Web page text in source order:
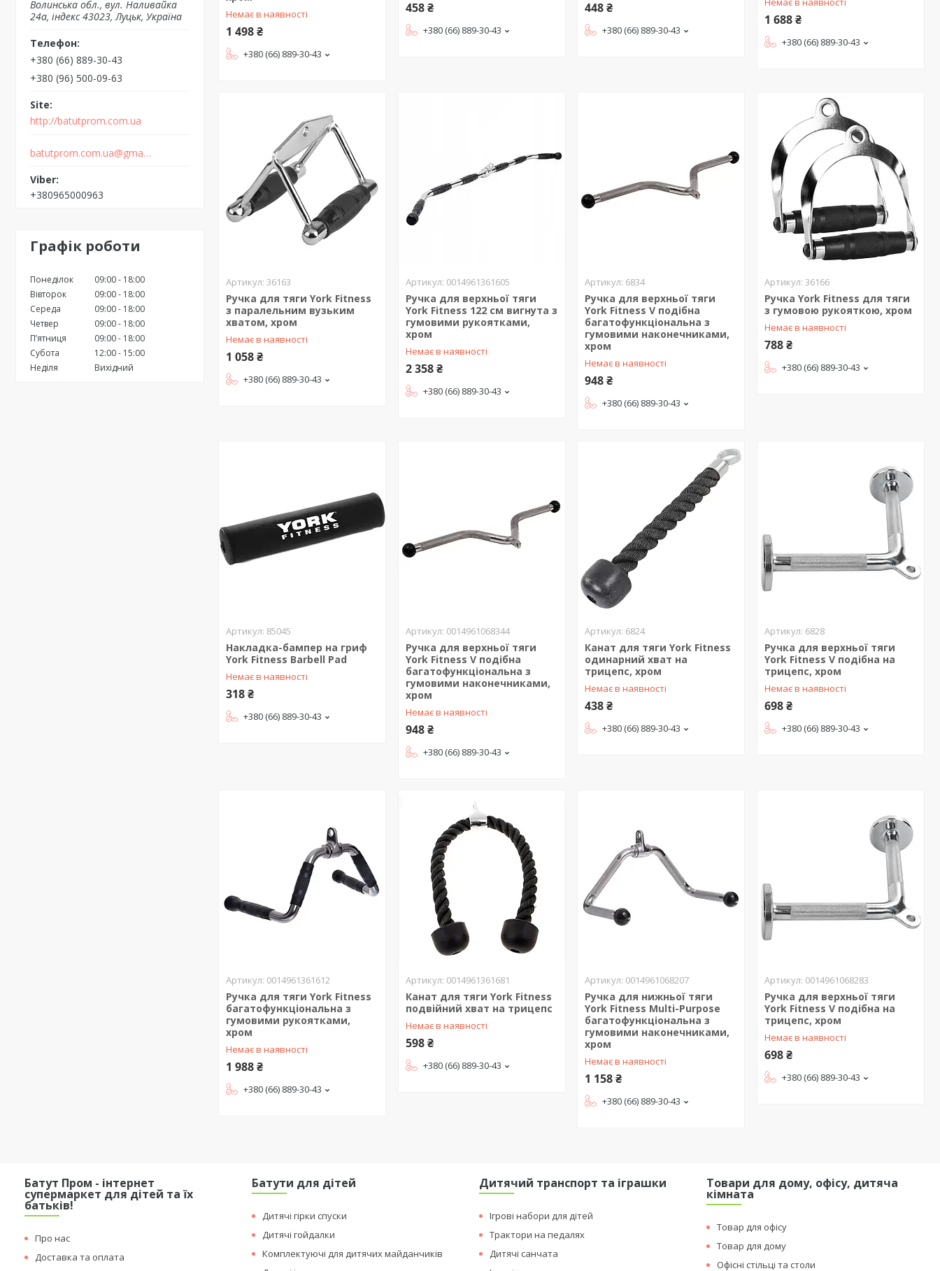
Волинська обл., вул. Наливайка
24а, індекс 43023, Луцьк, Україна
+380 (66) 889-30-43
+380 (96) 500-09-63
http://batutprom.com.ua
batutprom.com.ua@gmail.com
+380965000963
Графік роботи
Понеділок 09:00
18:00
Вівторок
09:00
18:00
Середа
09:00
18:00
Четвер
09:00
18:00
Пʼятниця
09:00
18:00
Субота
12:00
15:00
Неділя
Вихідний
Немає в наявності
1 498 ₴
+380 (66) 889-30-43
458 ₴
+380 (66) 889-30-43
448 ₴
+380 (66) 889-30-43
1 688 ₴
+380 (66) 889-30-43
36163
Ручка для тяги York Fitness
з паралельним вузьким
хватом, хром
Немає в наявності
1 058 ₴
+380 (66) 889-30-43
0014961361605
Ручка для верхньої тяги
York Fitness 122 см вигнута з
гумовими рукоятками,
хром
Немає в наявності
2 358 ₴
+380 (66) 889-30-43
6834
Ручка для верхньої тяги
York Fitness V подібна
багатофункціональна з
гумовими наконечниками,
хром
Немає в наявності
948 ₴
+380 (66) 889-30-43
36166
Ручка York Fitness для тяги
з гумовою рукояткою, хром
Немає в наявності
788 ₴
+380 (66) 889-30-43
85045
Накладка-бампер на гриф
York Fitness Barbell Pad
Немає в наявності
318 ₴
+380 (66) 889-30-43
0014961068344
Ручка для верхньої тяги
York Fitness V подібна
багатофункціональна з
гумовими наконечниками,
хром
Немає в наявності
948 ₴
+380 (66) 889-30-43
6824
Канат для тяги York Fitness
одинарний хват на
трицепс, хром
Немає в наявності
438 ₴
+380 (66) 889-30-43
6828
Ручка для верхньої тяги
York Fitness V подібна на
трицепс, хром
Немає в наявності
698 ₴
+380 (66) 889-30-43
0014961361612
Ручка для тяги York Fitness
багатофункціональна з
гумовими рукоятками,
хром
Немає в наявності
1 988 ₴
+380 (66) 889-30-43
0014961361681
Канат для тяги York Fitness
подвійний хват на трицепс
Немає в наявності
598 ₴
+380 (66) 889-30-43
0014961068207
Ручка для нижньої тяги
York Fitness Multi-Purpose
багатофункціональна з
гумовими наконечниками,
хром
Немає в наявності
1 158 ₴
+380 (66) 889-30-43
0014961068283
Ручка для верхньої тяги
York Fitness V подібна на
трицепс, хром
Немає в наявності
698 ₴
+380 (66) 889-30-43
Батут Пром - інтернет
супермаркет для дітей та їх
батьків!
Про нас
Доставка та оплата
Батути для дітей
Дитячі гірки спуски
Дитячі гойдалки
Комплектуючі для дитячих майданчиків
Дитячий транспорт та іграшки
Ігрові набори для дітей
Трактори на педалях
Дитячі санчата
Товари для дому, офісу, дитяча
кімната
Товар для офісу
Товар для дому
Офісні стільці та столи